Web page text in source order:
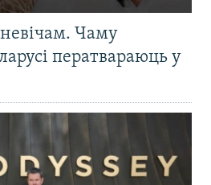
Чаму
ператвараюць у